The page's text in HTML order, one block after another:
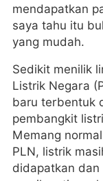
mendapatkan
saya tahu itu
yang mudah.
Sedikit menilik
Listrik Negara
baru terbentuk
pembangkit
Memang
PLN, listrik
didapatkan dan